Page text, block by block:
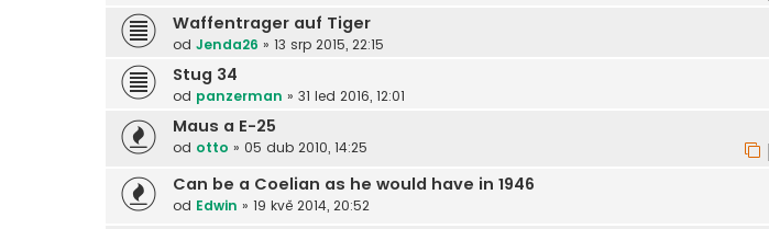
Waffentrager auf Tiger
od Jenda26 » 13 srp 2015, 22:15
Stug 34
od panzerman » 31 led 2016, 12:01
Maus a E-25
od otto » 05 dub 2010, 14:25
Can be a Coelian as he would have in 1946
od Edwin » 19 kvě 2014, 20:52